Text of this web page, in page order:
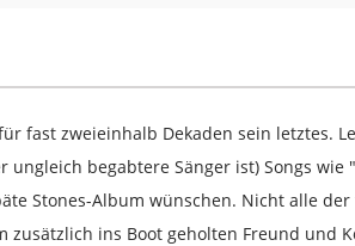
fast zweieinhalb Dekaden sein letztes.
ungleich begabtere Sänger ist) Songs
Stones-Album wünschen. Nicht alle
zusätzlich ins Boot geholten Freund und